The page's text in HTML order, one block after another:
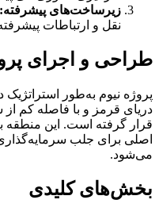
زیرساخت‌های پیشرفته:
نقل و ارتباطات
طراحی و اجرای
پروژه نیوم به‌طور
دریای قرمز و با فاصله کم
قرار گرفته است. این منطقه
اصلی برای جلب
می‌شود.
بخش‌های کلیدی